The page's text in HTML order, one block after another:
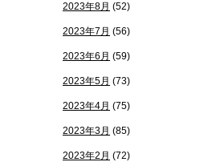
2023年8月 (52)
2023年7月 (56)
2023年6月 (59)
2023年5月 (73)
2023年4月 (75)
2023年3月 (85)
2023年2月 (72)